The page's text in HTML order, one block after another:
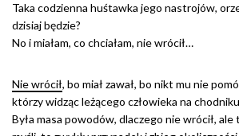
Taka codzienna huśtawka jego nastrojów,
dzisiaj będzie?
No i miałam, co chciałam, nie wrócił…
Nie wrócił, bo miał zawał, bo nikt mu nie
którzy widząc leżącego człowieka na
Była masa powodów, dlaczego nie wrócił, ale